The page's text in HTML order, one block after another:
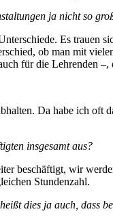
ja nicht so
Es trauen
ob man mit
für die Lehrenden
Da habe ich oft
insgesamt aus?
beschäftigt, wir
Stundenzahl.
dies ja auch, dass